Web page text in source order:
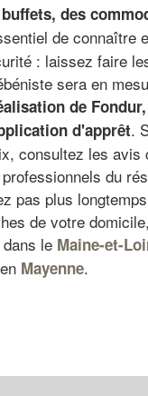
des
de connaître
: laissez faire
sera en
de Fondur
d'apprêt.
consultez les
du
pas plus
de votre
dans le Maine-et-
Mayenne.